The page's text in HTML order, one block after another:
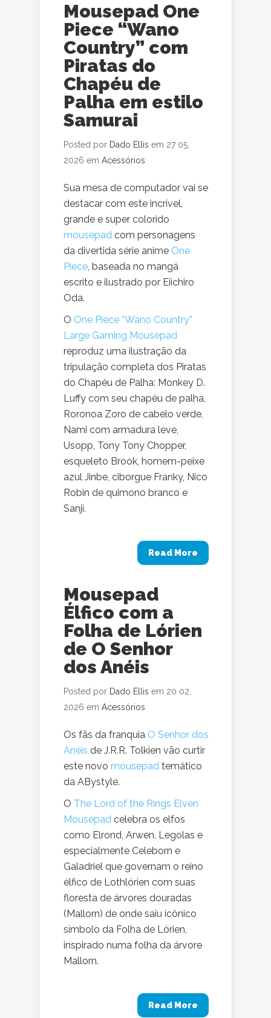
Mousepad One
Piece “Wano
Country” com
Piratas do
Chapéu de
Palha em estilo
Samurai
Posted por Dado Ellis em 27 05,
2026 em Acessórios
Sua mesa de computador vai se
destacar com este incrível,
grande e super colorido
mousepad com personagens
da divertida série anime One
Piece, baseada no mangá
escrito e ilustrado por Eiichiro
Oda.
O One Piece “Wano Country”
Large Gaming Mousepad
reproduz uma ilustração da
tripulação completa dos Piratas
do Chapéu de Palha: Monkey D.
Luffy com seu chapéu de palha,
Roronoa Zoro de cabelo verde,
Nami com armadura leve,
Usopp, Tony Tony Chopper,
esqueleto Brook, homem-peixe
azul Jinbe, ciborgue Franky, Nico
Robin de quimono branco e
Sanji.
Read More
Mousepad
Élfico com a
Folha de Lórien
de O Senhor
dos Anéis
Posted por Dado Ellis em 20 02,
2026 em Acessórios
Os fãs da franquia O Senhor dos
Anéis de J.R.R. Tolkien vão curtir
este novo mousepad temático
da ABystyle.
O The Lord of the Rings Elven
Mousepad celebra os elfos
como Elrond, Arwen, Legolas e
especialmente Celeborn e
Galadriel que governam o reino
élfico de Lothlórien com suas
floresta de árvores douradas
(Mallorn) de onde saiu icônico
símbolo da Folha de Lórien,
inspirado numa folha da árvore
Mallorn.
Read More